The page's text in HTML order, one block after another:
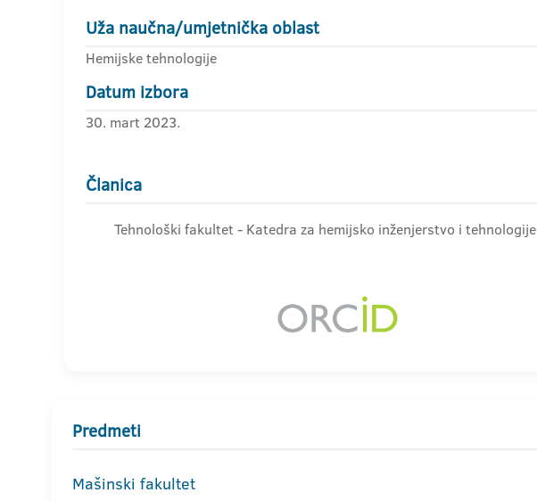
Uža naučna/umjetnička oblast
Hemijske tehnologije
Datum izbora
30. mart 2023.
Članica
Tehnološki fakultet - Katedra za hemijsko inženjerstvo i tehnologije
Predmeti
Mašinski fakultet